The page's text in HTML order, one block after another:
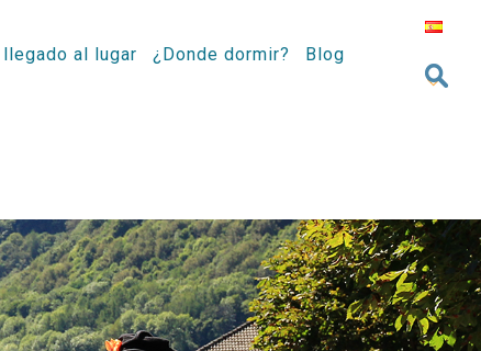
al lugar ¿Donde dormir? Blog